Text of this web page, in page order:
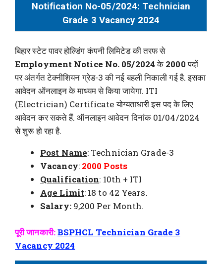
Notification No-05/2024: Technician
Grade 3 Vacancy 2024
बिहार स्टेट पावर होल्डिंग कंपनी लिमिटेड की तरफ से
Employment Notice No. 05/2024के 2000पदों
पर अंतर्गत टेक्नीशियन ग्रेड-3 की नई बहली निकाली गई है. इसका
आवेदन ऑनलाइन के माध्यम से किया जायेगा. ITI
(Electrician) Certificate योग्यताधारी इस पद के लिए
आवेदन कर सकते हैं. ऑनलाइन आवेदन दिनांक 01/04/2024
से शुरू हो रहा है.
Post Name: Technician Grade-3
Vacancy: 2000 Posts
Qualification: 10th + ITI
Age Limit: 18 to 42 Years.
Salary:9,200 Per Month.
पूरी जानकारी:BSPHCL Technician Grade 3
Vacancy 2024